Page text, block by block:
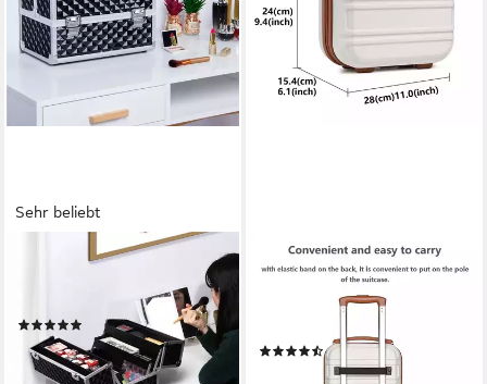
Sehr beliebt
YAHEETECH
Schminkkoffer mit 2 Schlüssel
(41)
39,99 € UVP69,99 €
-43%
KONO
Hartschalen-Trolley mit TSA-
Schloss - Reisekoffer und
Rollkoffer in einem
(17)
ab 25,59 € 65,99 €